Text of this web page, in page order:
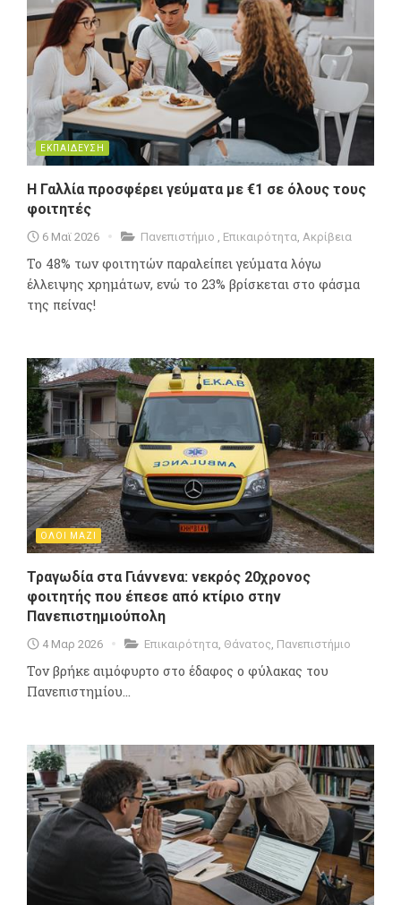
ΕΚΠΑΙΔΕΥΣΗ
Η Γαλλία προσφέρει γεύματα με €1 σε όλους τους
φοιτητές
6 Μαϊ 2026 Πανεπιστήμιο , Επικαιρότητα, Ακρίβεια
To 48% των φοιτητών παραλείπει γεύματα λόγω
έλλειψης χρημάτων, ενώ το 23% βρίσκεται στο φάσμα
της πείνας!
ΟΛΟΙ ΜΑΖΙ
Τραγωδία στα Γιάννενα: νεκρός 20χρονος
φοιτητής που έπεσε από κτίριο στην
Πανεπιστημιούπολη
4 Μαρ 2026 Επικαιρότητα, Θάνατος, Πανεπιστήμιο
Τον βρήκε αιμόφυρτο στο έδαφος ο φύλακας του
Πανεπιστημίου...